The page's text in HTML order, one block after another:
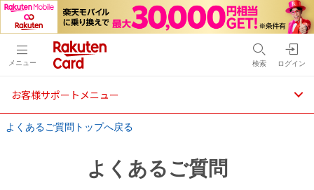
メニュー 検索 ログイン
お客様サポートメニュー
よくあるご質問トップへ戻る
よくあるご質問